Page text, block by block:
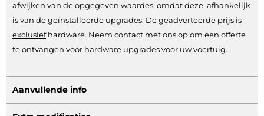
afwijken van de opgegeven waardes, omdat deze afhankelijk
is van de geïnstalleerde upgrades. De geadverteerde prijs is
exclusiefhardware. Neem contact met ons op om een offerte
te ontvangen voor hardware upgrades voor uw voertuig.
Aanvullende info